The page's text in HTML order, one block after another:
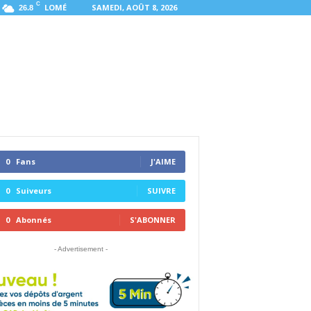
26.8 C LOMÉ SAMEDI, AOÛT 8, 2026
0 Fans J'AIME
0 Suiveurs SUIVRE
0 Abonnés S'ABONNER
- Advertisement -